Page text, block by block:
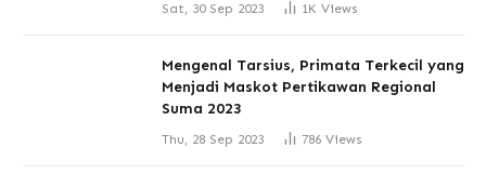
Sat, 30 Sep 2023 1K Views
Mengenal Tarsius, Primata Terkecil yang
Menjadi Maskot Pertikawan Regional
Suma 2023
Thu, 28 Sep 2023 786 Views